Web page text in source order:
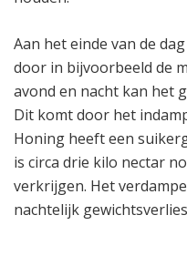
Aan het einde van de
door in bijvoorbeeld de
avond en nacht kan het
Dit komt door het
Honing heeft een
is circa drie kilo nectar
verkrijgen. Het
nachtelijk